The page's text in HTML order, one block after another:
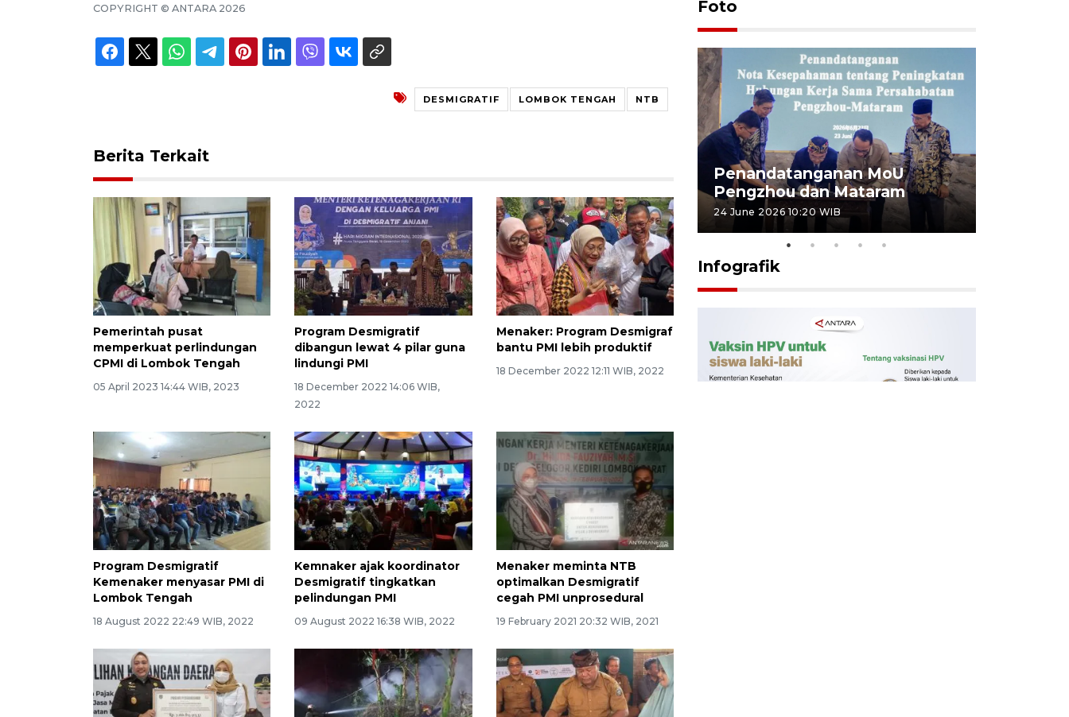
COPYRIGHT © ANTARA 2026
DESMIGRATIF LOMBOK TENGAH NTB
Berita Terkait
Pemerintah pusat
memperkuat perlindungan
CPMI di Lombok Tengah
05 April 2023 14:44 WIB, 2023
Program Desmigratif
dibangun lewat 4 pilar guna
lindungi PMI
18 December 2022 14:06 WIB,
2022
Menaker: Program Desmigraf
bantu PMI lebih produktif
18 December 2022 12:11 WIB, 2022
Program Desmigratif
Kemenaker menyasar PMI di
Lombok Tengah
18 August 2022 22:49 WIB, 2022
Kemnaker ajak koordinator
Desmigratif tingkatkan
pelindungan PMI
09 August 2022 16:38 WIB, 2022
Menaker meminta NTB
optimalkan Desmigratif
cegah PMI unprosedural
19 February 2021 20:32 WIB, 2021
Foto
10 March 2026 12:55 WIB
Penandatanganan MoU
Pengzhou dan Mataram
24 June 2026 10:20 WIB
Infografik